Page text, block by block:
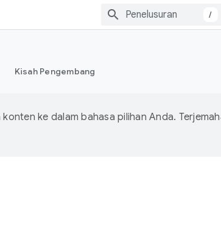
/
Kisah Pengembang
ke dalam bahasa pilihan Anda.